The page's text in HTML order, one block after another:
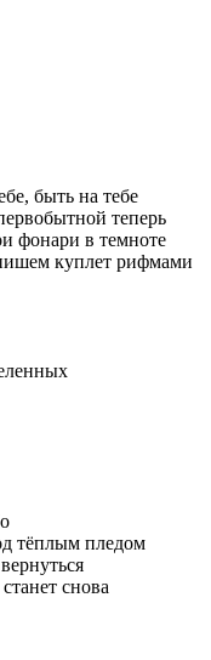
быть на тебе
теперь
фонари в темноте
куплет рифмами
тёплым пледом
снова